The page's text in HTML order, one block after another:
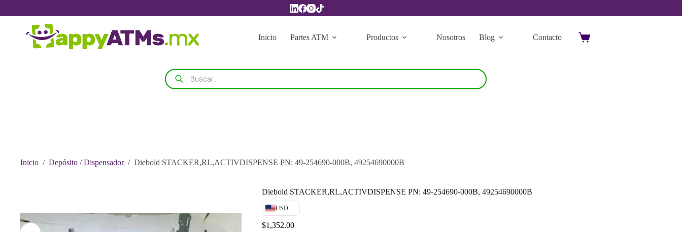
Inicio
Partes ATM Productos Nosotros Blog Contacto
Carro
Búsqueda
de
productos
Inicio / Depósito / Dispensador / Diebold STACKER,RL,ACTIVDISPENSE PN: 49-254690-000B, 49254690000B
Diebold STACKER,RL,ACTIVDISPENSE PN: 49-254690-000B, 49254690000B
USD
$1,352.00